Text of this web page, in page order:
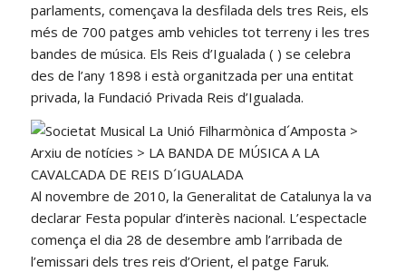
parlaments, començava la desfilada dels tres Reis, els
més de 700 patges amb vehicles tot terreny i les tres
bandes de música. Els Reis d’Igualada ( ) se celebra
des de l’any 1898 i està organitzada per una entitat
privada, la Fundació Privada Reis d’Igualada.
Al novembre de 2010, la Generalitat de Catalunya la va
declarar Festa popular d’interès nacional. L’espectacle
comença el dia 28 de desembre amb l’arribada de
l’emissari dels tres reis d’Orient, el patge Faruk.